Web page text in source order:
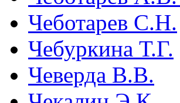
Чеботарев С.Н.
Чебуркина Т.Г.
Чеверда В.В.